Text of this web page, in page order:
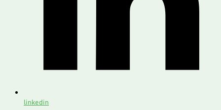
linkedin